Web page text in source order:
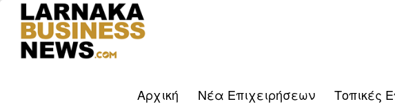
Aρχική Νέα Eπιχειρήσεων Τοπικές